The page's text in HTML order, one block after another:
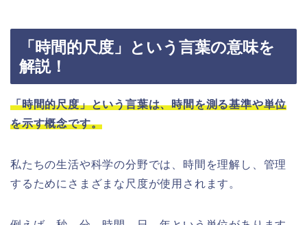
「時間的尺度」という言葉の意味を
解説！
「時間的尺度」という言葉は、時間を測る基準や単位
を示す概念です。
私たちの生活や科学の分野では、時間を理解し、管理
するためにさまざまな尺度が使用されます。